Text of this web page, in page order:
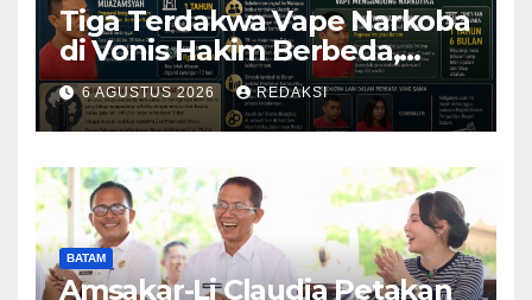
Tiga Terdakwa Vape Narkoba
di Vonis Hakim Berbeda,
Oknum Pegawai Imigrasi
Batam Paling Ringan
6 AGUSTUS 2026 REDAKSI
BATAM
Amsakar-Li Claudia Petakan